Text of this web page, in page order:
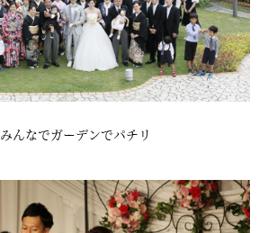
みんなでガーデンでパチリ